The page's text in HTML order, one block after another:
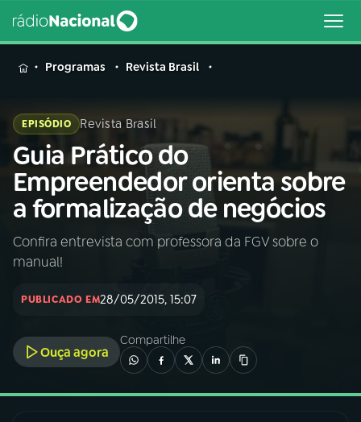
MENU
Buscar
na
Rádio
Nacional
Buscar
AO VIVO
INÍCIO
A RÁDIO
03PROGRAMAÇÃO
Programas Revista Brasil
EPISÓDIO Revista Brasil
Guia Prático do
Empreendedor orienta sobre
a formalização de negócios
Confira entrevista com professora da FGV sobre o
manual!
PUBLICADO EM28/05/2015, 15:07
Ouça agora
Compartilhe